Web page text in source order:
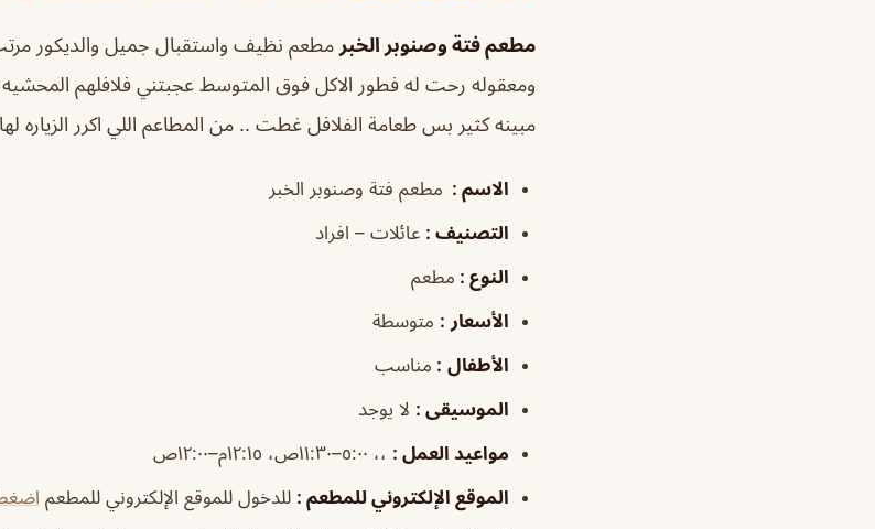
مطعم فتة وصنوبر الخبر مطعم نظيف واستقبال جميل والديكور
ومعقوله رحت له فطور الاكل فوق المتوسط عجبتني فلافلهم
مبينه كثير بس طعامة الفلافل غطت .. من المطاعم اللي اكرر الزياره لها
الاسم : مطعم فتة وصنوبر الخبر
التصنيف : عائلات – افراد
النوع : مطعم
الأسعار : متوسطة
الأطفال : مناسب
الموسيقى : لا يوجد
مواعيد العمل : ،، ٥:٠٠–١١:٣٠ص، ١٢:١٥م–١٢:٠٠ص
الموقع الإلكتروني للمطعم : للدخول للموقع الإلكتروني للمطعم